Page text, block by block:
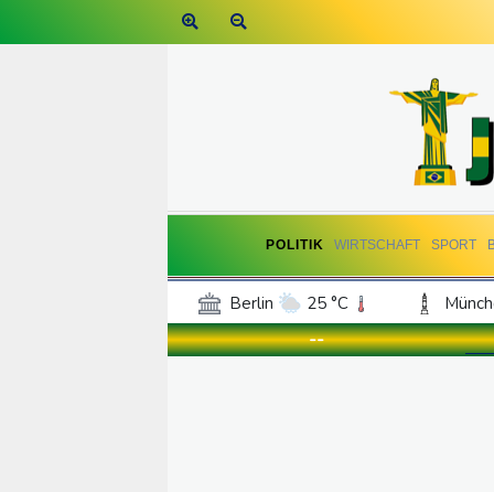
POLITIK WIRTSCHAFT SPORT
Berlin 25 °C
Frankfurt am Main
25 °C
--